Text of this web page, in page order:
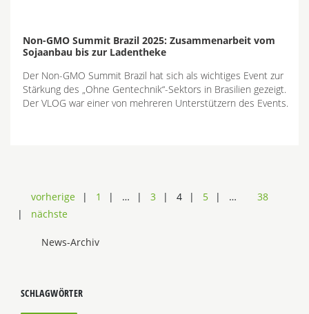
Non-GMO Summit Brazil 2025: Zusammenarbeit vom
Sojaanbau bis zur Ladentheke
Der Non-GMO Summit Brazil hat sich als wichtiges Event zur
Stärkung des „Ohne Gentechnik“-Sektors in Brasilien gezeigt.
Der VLOG war einer von mehreren Unterstützern des Events.
vorherige 1 … 3 4 5 …
38
nächste
News-Archiv
SCHLAGWÖRTER